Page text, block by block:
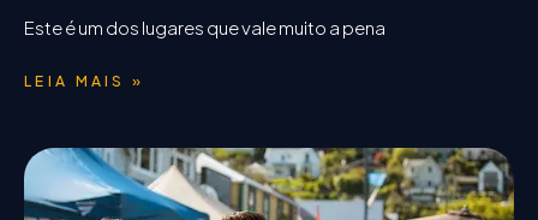
Este é um dos lugares que vale muito a pena
LEIA MAIS »